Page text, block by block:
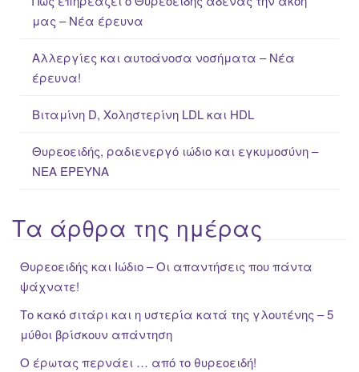
μας – Νέα έρευνα
Αλλεργίες και αυτοάνοσα νοσήματα – Νέα
έρευνα!
Βιταμίνη D, Χοληστερίνη LDL και HDL
Θυρεοειδής, ραδιενεργό ιώδιο και εγκυμοσύνη –
ΝΕΑ ΈΡΕΥΝΑ
Τα άρθρα της ημέρας
Θυρεοειδής και Ιώδιο – Οι απαντήσεις που πάντα
ψάχνατε!
Το κακό σιτάρι και η υστερία κατά της γλουτένης – 5
μύθοι βρίσκουν απάντηση
Ο έρωτας περνάει … από το θυρεοειδή!